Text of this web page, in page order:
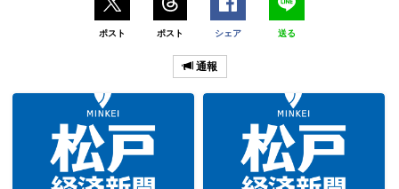
ポスト ポスト シェア 送る
通報